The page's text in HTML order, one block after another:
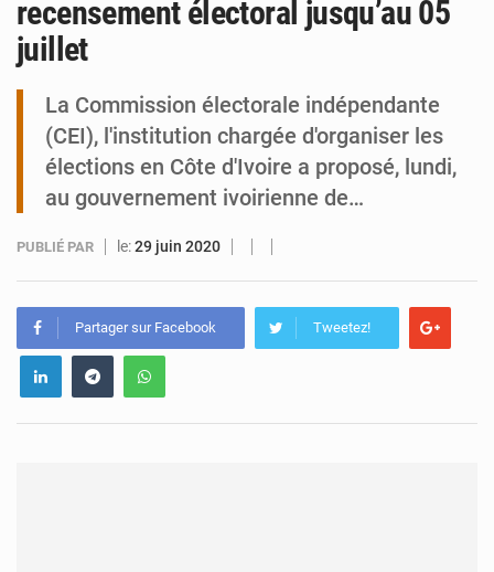
recensement électoral jusqu’au 05
juillet
La Commission électorale indépendante
(CEI), l'institution chargée d'organiser les
élections en Côte d'Ivoire a proposé, lundi,
au gouvernement ivoirienne de…
PUBLIÉ PAR le:29 juin 2020
Partager sur Facebook Tweetez!